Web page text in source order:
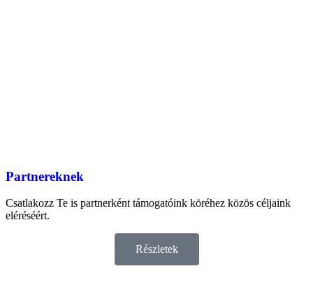
Partnereknek
Csatlakozz Te is partnerként támogatóink köréhez közös céljaink
eléréséért.
Részletek